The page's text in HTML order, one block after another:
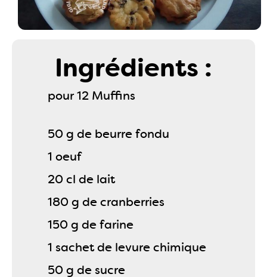
Ingrédients :
pour 12 Muffins
50 g de beurre fondu
1 oeuf
20 cl de lait
180 g de cranberries
150 g de farine
1 sachet de levure chimique
50 g de sucre